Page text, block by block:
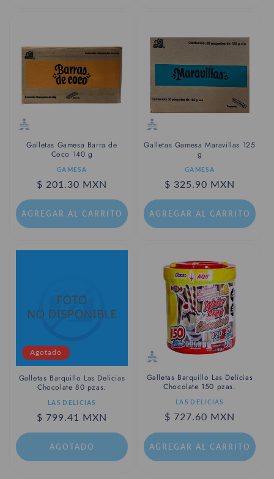
Galletas Gamesa Barra de
Coco 140 g
Proveedor:GAMESA
Precio
habitual
$ 201.30 MXN
AGREGAR AL CARRITO
Galletas Gamesa Maravillas 125
g
Proveedor:GAMESA
Precio
habitual
$ 325.90 MXN
AGREGAR AL CARRITO
Agotado
Galletas Barquillo Las Delicias
Chocolate 80 pzas.
Proveedor:LAS DELICIAS
Precio
habitual
$ 799.41 MXN
AGOTADO
Galletas Barquillo Las Delicias
Chocolate 150 pzas.
Proveedor:LAS DELICIAS
Precio
habitual
$ 727.60 MXN
AGREGAR AL CARRITO